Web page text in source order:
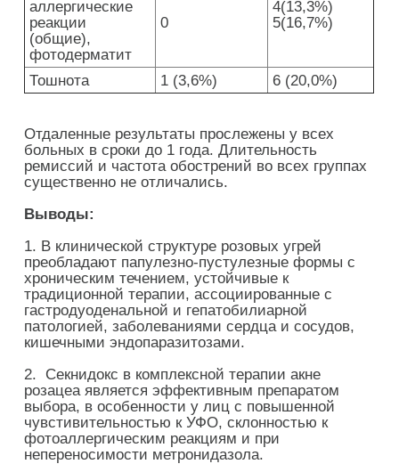
аллергические
реакции
(общие),
фотодерматит
0
4(13,3%)
5(16,7%)
Тошнота 1 (3,6%) 6 (20,0%)
Отдаленные результаты прослежены у всех
больных в сроки до 1 года. Длительность
ремиссий и частота обострений во всех группах
существенно не отличались.
Выводы:
1. В клинической структуре розовых угрей
преобладают папулезно-пустулезные формы с
хроническим течением, устойчивые к
традиционной терапии, ассоциированные с
гастродуоденальной и гепатобилиарной
патологией, заболеваниями сердца и сосудов,
кишечными эндопаразитозами.
2. Секнидокс в комплексной терапии акне
розацеа является эффективным препаратом
выбора, в особенности у лиц с повышенной
чувстивительностью к УФО, склонностью к
фотоаллергическим реакциям и при
непереносимости метронидазола.